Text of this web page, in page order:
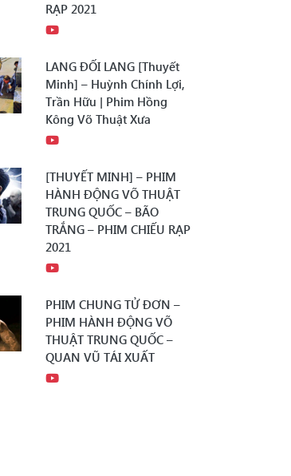
RẠP 2021
LANG ĐỐI LANG [Thuyết
Minh] – Huỳnh Chính Lợi,
Trần Hữu | Phim Hồng
Kông Võ Thuật Xưa
[THUYẾT MINH] – PHIM
HÀNH ĐỘNG VÕ THUẬT
TRUNG QUỐC – BÃO
TRẮNG – PHIM CHIẾU RẠP
2021
PHIM CHUNG TỬ ĐƠN –
PHIM HÀNH ĐỘNG VÕ
THUẬT TRUNG QUỐC –
QUAN VŨ TÁI XUẤT